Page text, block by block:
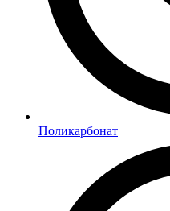
Поликарбонат